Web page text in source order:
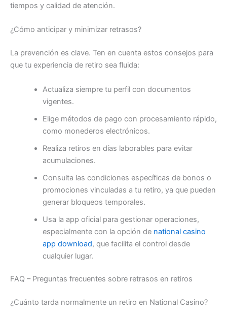
tiempos y calidad de atención.
¿Cómo anticipar y minimizar retrasos?
La prevención es clave. Ten en cuenta estos consejos para
que tu experiencia de retiro sea fluida:
Actualiza siempre tu perfil con documentos
vigentes.
Elige métodos de pago con procesamiento rápido,
como monederos electrónicos.
Realiza retiros en días laborables para evitar
acumulaciones.
Consulta las condiciones específicas de bonos o
promociones vinculadas a tu retiro, ya que pueden
generar bloqueos temporales.
Usa la app oficial para gestionar operaciones,
especialmente con la opción de national casino
app download, que facilita el control desde
cualquier lugar.
FAQ – Preguntas frecuentes sobre retrasos en retiros
¿Cuánto tarda normalmente un retiro en National Casino?